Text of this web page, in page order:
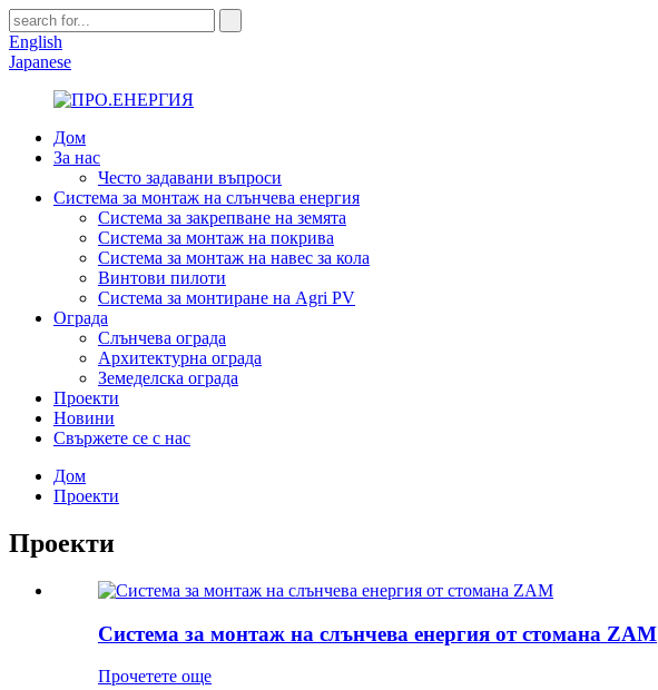
English
Japanese
Дом
За нас
Често задавани въпроси
Система за монтаж на слънчева енергия
Система за закрепване на земята
Система за монтаж на покрива
Система за монтаж на навес за кола
Винтови пилоти
Система за монтиране на Agri PV
Ограда
Слънчева ограда
Архитектурна ограда
Земеделска ограда
Проекти
Новини
Свържете се с нас
Дом
Проекти
Проекти
Система за монтаж на слънчева енергия от стомана ZAM
Прочетете още